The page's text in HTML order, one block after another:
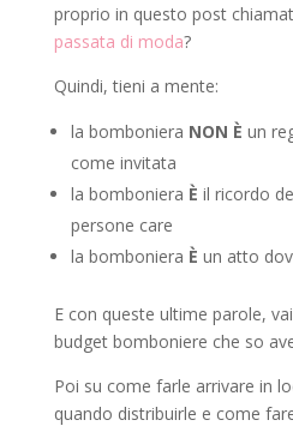
proprio in questo post
passata di moda?
Quindi, tieni a mente:
la bomboniera NON È un
come invitata
la bomboniera È il ricordo
persone care
la bomboniera È un atto
E con queste ultime parole,
budget bomboniere che so
Poi su come farle arrivare in
quando distribuirle e come